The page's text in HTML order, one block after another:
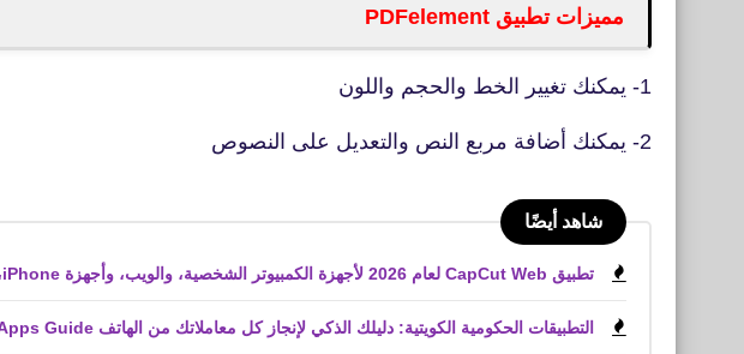
مميزات تطبيق PDFelement
1- يمكنك تغيير الخط والحجم واللون
2- يمكنك أضافة مربع النص والتعديل على النصوص
شاهد أيضًا
تطبيق CapCut Web لعام 2026 لأجهزة الكمبيوتر الشخصية، والويب، وأجهزة iPhone، وأجهزة Android
التطبيقات الحكومية الكويتية: دليلك الذكي لإنجاز كل معاملاتك من الهاتف Kuwait Apps Guide